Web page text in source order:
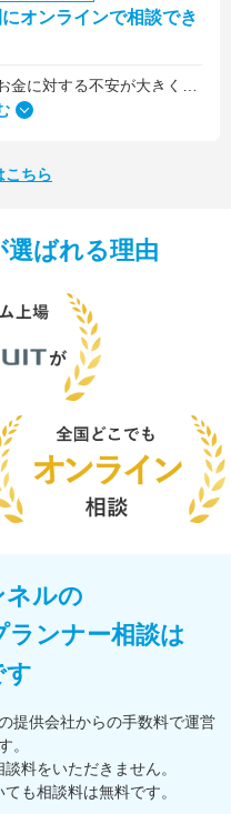
オンラインで相談でき
の将来のお金のことで悩んでいる友人にも教えました。
こちら
ばれる理由
ネルの
ンナー相談は
す
提供会社からの⼿数料で運営
。
料をいただきません。
も相談料は無料です。